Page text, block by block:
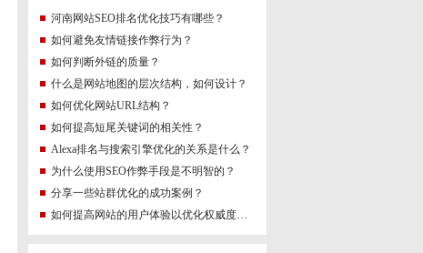
河南网站SEO排名优化技巧有哪些？
如何避免友情链接作弊行为？
如何判断外链的质量？
什么是网站地图的层次结构，如何设计？
如何优化网站URL结构？
如何提高短尾关键词的相关性？
Alexa排名与搜索引擎优化的关系是什么？
为什么使用SEO作弊手段是不明智的？
分享一些站群优化的成功案例？
如何提高网站的用户体验以优化权威度讯号？